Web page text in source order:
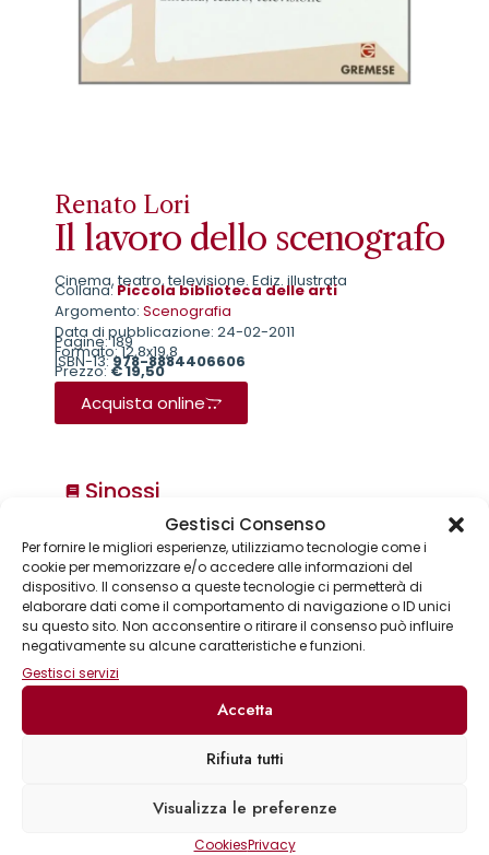
Gestisci Consenso
Per fornire le migliori esperienze, utilizziamo tecnologie come i
cookie per memorizzare e/o accedere alle informazioni del
dispositivo. Il consenso a queste tecnologie ci permetterà di
elaborare dati come il comportamento di navigazione o ID unici
su questo sito. Non acconsentire o ritirare il consenso può influire
negativamente su alcune caratteristiche e funzioni.
Gestisci servizi
Accetta
Rifiuta tutti
Visualizza le preferenze
CookiesPrivacy
Renato Lori
Il lavoro dello scenografo
Cinema, teatro, televisione. Ediz. illustrata
Collana: Piccola biblioteca delle arti
Argomento: Scenografia
Data di pubblicazione: 24-02-2011
Pagine: 189
Formato: 12,8x19,8
ISBN-13:978-8884406606
Prezzo:€ 19,50
Acquista online
Sinossi
Collane
Annuari & Guide
Astronomia & dintorni
Bear Grylls adventures
Biblioteca delle arti
Biblioteca gastronomica
Cinema e miti
Dialoghi